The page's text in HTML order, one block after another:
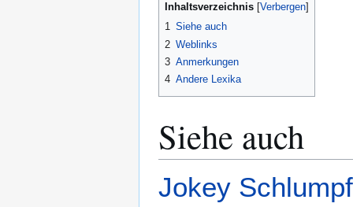
Inhaltsverzeichnis
1 Siehe auch
2 Weblinks
3 Anmerkungen
4 Andere Lexika
Siehe auch
Jokey Schlumpf